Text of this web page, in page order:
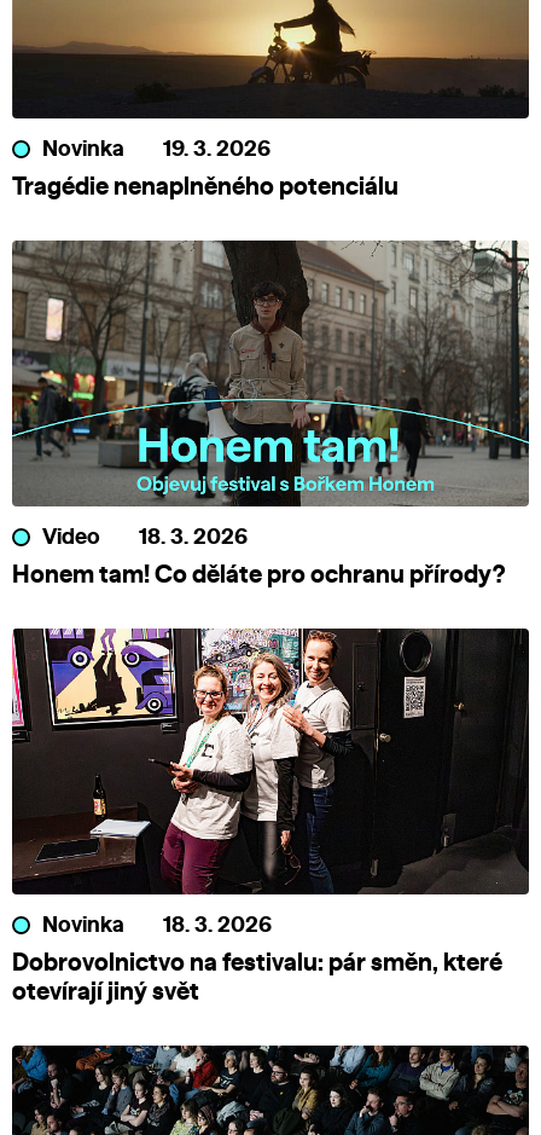
Novinka 19. 3. 2026
Tragédie nenaplněného potenciálu
Video 18. 3. 2026
Honem tam! Co děláte pro ochranu přírody?
Novinka 18. 3. 2026
Dobrovolnictvo na festivalu: pár směn, které
otevírají jiný svět